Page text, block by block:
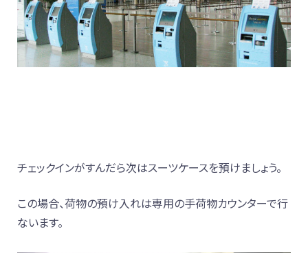
チェックインがすんだら次はスーツケースを預けましょう。
この場合、荷物の預け入れは専用の手荷物カウンターで行
ないます。